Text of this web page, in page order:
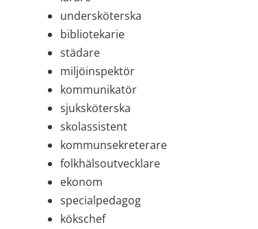
undersköterska
bibliotekarie
städare
miljöinspektör
kommunikatör
sjuksköterska
skolassistent
kommunsekreterare
folkhälsoutvecklare
ekonom
specialpedagog
kökschef